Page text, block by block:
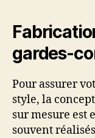
gardes-
Pour assurer
style, la
sur mesure est
souvent